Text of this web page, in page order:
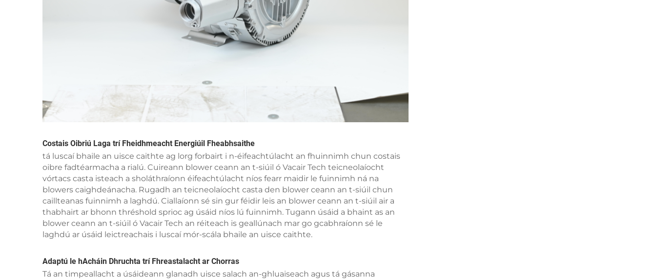
Costais Oibriú Laga trí Fheidhmeacht Energiúil Fheabhsaithe
tá luscaí bhaile an uisce caithte ag lorg forbairt i n-éifeachtúlacht an fhuinnimh chun costais
oibre fadtéarmacha a rialú. Cuireann blower ceann an t-siúil ó Vacair Tech teicneolaíocht
vórtacs casta isteach a sholáthraíonn éifeachtúlacht níos fearr maidir le fuinnimh ná na
blowers caighdeánacha. Rugadh an teicneolaíocht casta den blower ceann an t-siúil chun
caillteanas fuinnimh a laghdú. Ciallaíonn sé sin gur féidir leis an blower ceann an t-siúil air a
thabhairt ar bhonn thréshold sprioc ag úsáid níos lú fuinnimh. Tugann úsáid a bhaint as an
blower ceann an t-siúil ó Vacair Tech an réiteach is geallúnach mar go gcabhraíonn sé le
laghdú ar úsáid leictreachais i luscaí mór-scála bhaile an uisce caithte.
Adaptú le hAcháin Dhruchta trí Fhreastalacht ar Chorras
Tá an timpeallacht a úsáideann glanadh uisce salach an-ghluaiseach agus tá gásanna